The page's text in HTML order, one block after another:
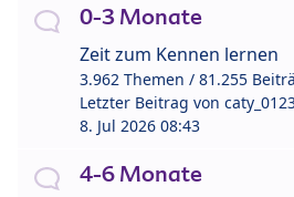
0-3 Monate
Zeit zum Kennen lernen
3.962 Themen / 81.255
Letzter Beitrag von
8. Jul 2026 08:43
4-6 Monate